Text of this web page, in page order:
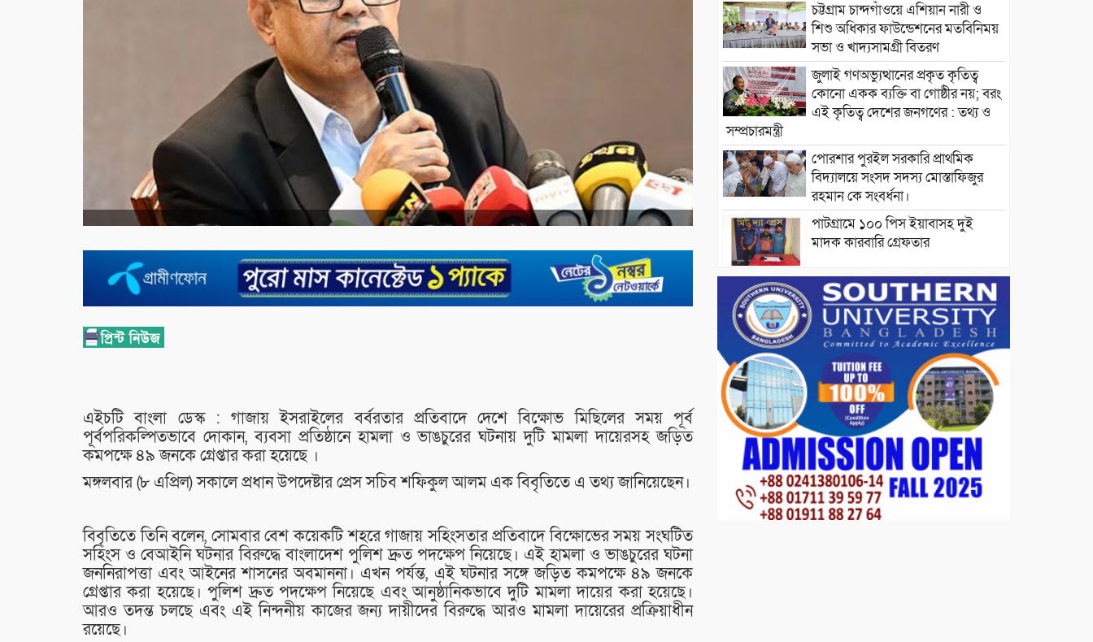
এইচটি বাংলা ডেস্ক : গাজায় ইসরাইলের বর্বরতার প্রতিবাদে দেশে বিক্ষোভ মিছিলের সময় পূর্ব
পূর্বপরিকল্পিতভাবে দোকান, ব্যবসা প্রতিষ্ঠানে হামলা ও ভাঙচুরের ঘটনায় দুটি মামলা দায়েরসহ জড়িত
কমপক্ষে ৪৯ জনকে গ্রেপ্তার করা হয়েছে ।
মঙ্গলবার (৮ এপ্রিল) সকালে প্রধান উপদেষ্টার প্রেস সচিব শফিকুল আলম এক বিবৃতিতে এ তথ্য জানিয়েছেন।
বিবৃতিতে তিনি বলেন, সোমবার বেশ কয়েকটি শহরে গাজায় সহিংসতার প্রতিবাদে বিক্ষোভের সময় সংঘটিত
সহিংস ও বেআইনি ঘটনার বিরুদ্ধে বাংলাদেশ পুলিশ দ্রুত পদক্ষেপ নিয়েছে। এই হামলা ও ভাঙচুরের ঘটনা
জননিরাপত্তা এবং আইনের শাসনের অবমাননা। এখন পর্যন্ত, এই ঘটনার সঙ্গে জড়িত কমপক্ষে ৪৯ জনকে
গ্রেপ্তার করা হয়েছে। পুলিশ দ্রুত পদক্ষেপ নিয়েছে এবং আনুষ্ঠানিকভাবে দুটি মামলা দায়ের করা হয়েছে।
আরও তদন্ত চলছে এবং এই নিন্দনীয় কাজের জন্য দায়ীদের বিরুদ্ধে আরও মামলা দায়েরের প্রক্রিয়াধীন
রয়েছে।
চট্টগ্রাম চান্দগাঁওয়ে এশিয়ান নারী ও
শিশু অধিকার ফাউন্ডেশনের মতবিনিময়
সভা ও খাদ্যসামগ্রী বিতরণ
জুলাই গণঅভ্যুত্থানের প্রকৃত কৃতিত্ব
কোনো একক ব্যক্তি বা গোষ্ঠীর নয়; বরং
এই কৃতিত্ব দেশের জনগণের : তথ্য ও
সম্প্রচারমন্ত্রী
পোরশার পুরইল সরকারি প্রাথমিক
বিদ্যালয়ে সংসদ সদস্য মোস্তাফিজুর
রহমান কে সংবর্ধনা।
পাটগ্রামে ১০০ পিস ইয়াবাসহ দুই
মাদক কারবারি গ্রেফতার
ড্যাবের ৩৭তম প্রতিষ্ঠাবার্ষিকীতে
প্রধানমন্ত্রী তারেক রহমান।
চন্দনাইশের হাশিমপুর ৪ নং ওয়ার্ডে
৫’শতাধিক হতদরিদ্র পরিবারের মাঝে
খাদ্যসামগ্রী বিতরণ করেন মনজুর
মোরশেদ
পরিবেশ রক্ষায় পাটগ্রামে ইহসান ইয়ুথ
সার্কেলের বৃক্ষরোপণ
মিরপুর-১১ নম্বরে দুর্বৃত্তদের গুলিতে
বিএনপি নেতা গুরুতর আহত